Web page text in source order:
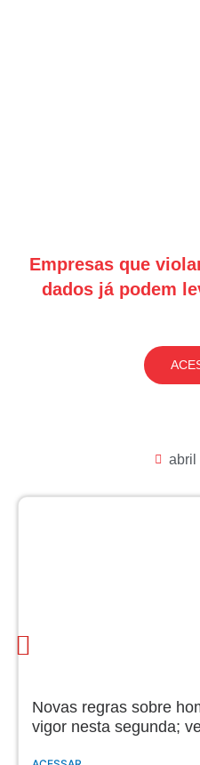
Empresas que
dados já podem
abril
Novas regras sobre
vigor nesta segunda;